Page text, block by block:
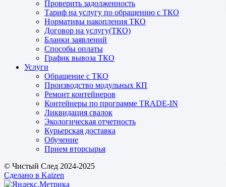
Проверить задолженность
Тариф на услугу по обращению с ТКО
Нормативы накопления ТКО
Договор на услугу(ТКО)
Бланки заявлений
Способы оплаты
График вывоза ТКО
Услуги
Обращение с ТКО
Производство модульных КП
Ремонт контейнеров
Контейнеры по программе TRADE-IN
Ликвидация свалок
Экологическая отчетность
Курьерская доставка
Обучение
Прием вторсырья
© Чистый След 2024-2025
Сделано в Kaizen